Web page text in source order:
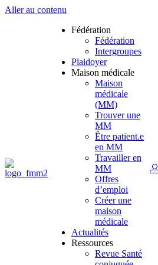
Aller au contenu
Fédération
Fédération
Intergroupes
Plaidoyer
Maison médicale
Maison
médicale
(MM)
Trouver une
MM
Être patient.e
en MM
Travailler en
MM
Offres
d’emploi
Créer une
maison
médicale
Actualités
Ressources
Revue Santé